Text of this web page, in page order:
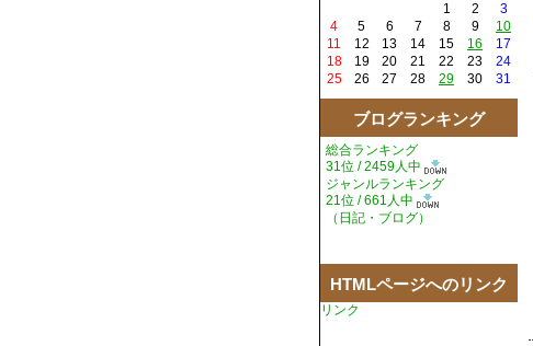
1
2
3
4
5 6 7 8 9
10
11
12 13 14 15 16
17
18
19 20 21 22 23
24
25
26 27 28 29 30 31
ブログランキング
総合ランキング
31位 / 2459人中
ジャンルランキング
21位 / 661人中
（ 日記・ブログ）
HTMLページへのリンク
リンク